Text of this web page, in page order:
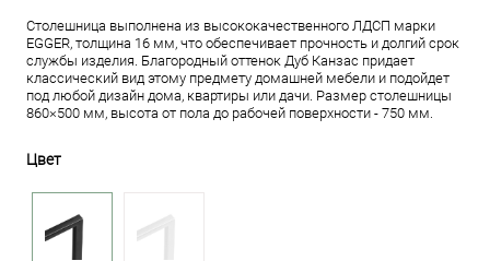
Столешница выполнена из высококачественного ЛДСП марки
EGGER, толщина 16 мм, что обеспечивает прочность и долгий срок
службы изделия. Благородный оттенок Дуб Канзас придает
классический вид этому предмету домашней мебели и подойдет
под любой дизайн дома, квартиры или дачи. Размер столешницы
860×500 мм, высота от пола до рабочей поверхности - 750 мм.
Цвет